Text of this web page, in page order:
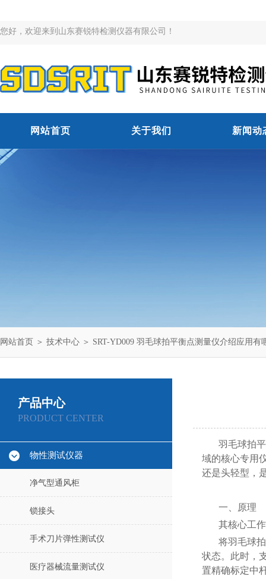
您好，欢迎来到山东赛锐特检测仪器有限公司！
网站首页 关于我们 新闻动
网站首页 ＞ 技术中心 ＞ SRT-YD009 羽毛球拍平衡点测量仪介绍应用有
产品中心
PRODUCT CENTER
物性测试仪器
净气型通风柜
锁接头
手术刀片弹性测试仪
医疗器械流量测试仪
羽毛球拍
域的核心专用
还是头轻型，
一、原理
其核心工
将羽毛球
状态。此时，
置精确标定中